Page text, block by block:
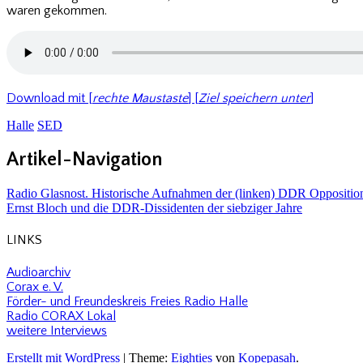
waren gekommen.
Download mit [rechte Maustaste] [Ziel speichern unter]
Halle SED
Artikel-Navigation
Radio Glasnost. Historische Aufnahmen der (linken) DDR
Ernst Bloch und die DDR-Dissidenten der siebziger Jahre
LINKS
Audioarchiv
Corax e. V.
Förder- und Freundeskreis Freies Radio Halle
Radio CORAX Lokal
weitere Interviews
Erstellt mit WordPress | Theme: Eighties von Kopepasah.